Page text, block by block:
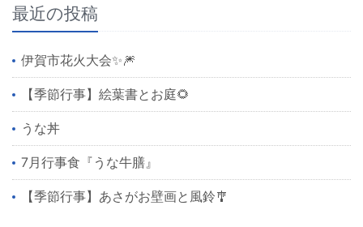
最近の投稿
伊賀市花火大会✨🎆
【季節行事】絵葉書とお庭🌻
うな丼
7月行事食『うな牛膳』
【季節行事】あさがお壁画と風鈴🎐